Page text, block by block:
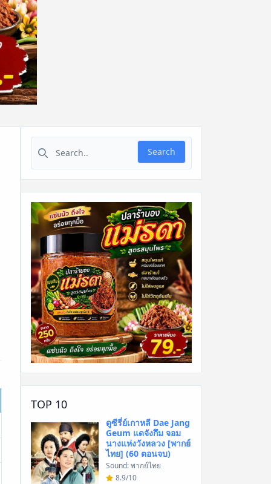
Search for:
Search
TOP 10
ดูซีรี่ย์เกาหลี Dae Jang
Geum แดจังกึม จอม
นางแห่งวังหลวง [พากย์
ไทย] (60 ตอนจบ)
Sound: พากย์ไทย
8.9/10